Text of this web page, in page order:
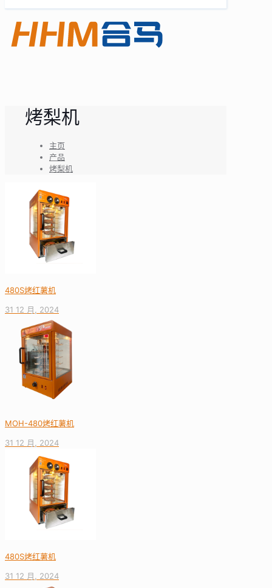
烤梨机
主页
产品
烤梨机
480S烤红薯机
31 12 月, 2024
MOH-480烤红薯机
31 12 月, 2024
480S烤红薯机
31 12 月, 2024